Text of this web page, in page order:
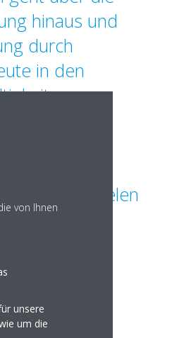
hinaus und
durch
in den
Kunden
und erzielen
von Ihnen
unsere
um die